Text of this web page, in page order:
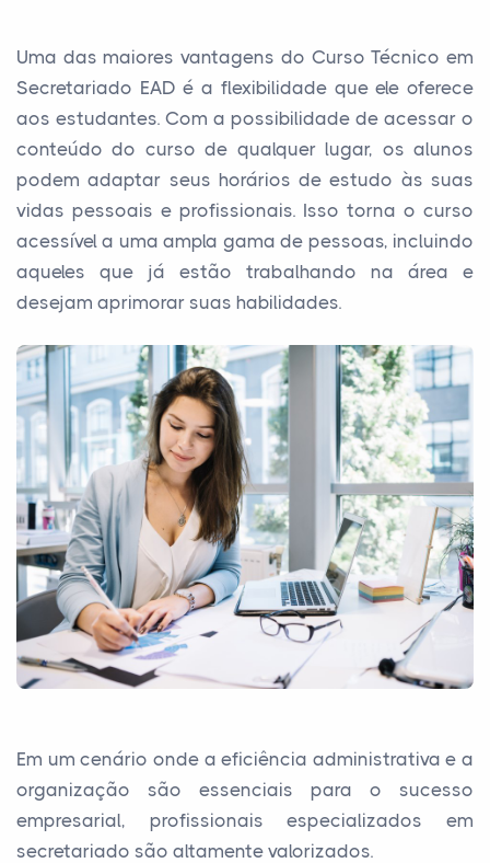
Uma das maiores vantagens do Curso Técnico em
Secretariado EAD é a flexibilidade que ele oferece
aos estudantes. Com a possibilidade de acessar o
conteúdo do curso de qualquer lugar, os alunos
podem adaptar seus horários de estudo às suas
vidas pessoais e profissionais. Isso torna o curso
acessível a uma ampla gama de pessoas, incluindo
aqueles que já estão trabalhando na área e
desejam aprimorar suas habilidades.
Em um cenário onde a eficiência administrativa e a
organização são essenciais para o sucesso
empresarial, profissionais especializados em
secretariado são altamente valorizados.